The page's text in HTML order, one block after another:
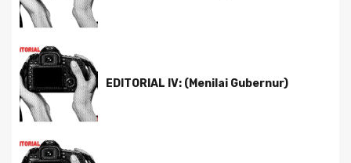
EDITORIAL IV: (Menilai Gubernur)